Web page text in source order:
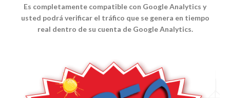
Es completamente compatible con Google Analytics y
usted podrá verificar el tráfico que se genera en tiempo
real dentro de su cuenta de Google Analytics.